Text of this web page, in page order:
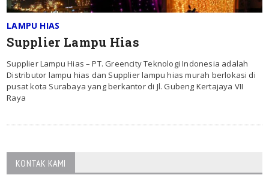
LAMPU HIAS
Supplier Lampu Hias
Supplier Lampu Hias – PT. Greencity Teknologi Indonesia adalah
Distributor lampu hias dan Supplier lampu hias murah berlokasi di
pusat kota Surabaya yang berkantor di Jl. Gubeng Kertajaya VII
Raya
KONTAK KAMI